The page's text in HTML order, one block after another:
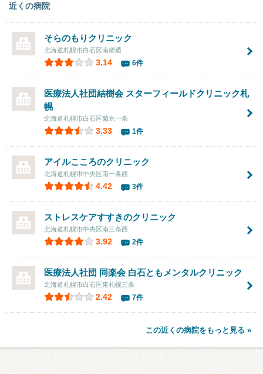
近くの病院
そらのもりクリニック
北海道札幌市白石区南郷通
3.14 6件
医療法人社団結樹会 スターフィールドクリニック札
幌
北海道札幌市白石区菊水一条
3.33 1件
アイルこころのクリニック
北海道札幌市中央区南一条西
4.42 3件
ストレスケアすすきのクリニック
北海道札幌市中央区南三条西
3.92 2件
医療法人社団 同楽会 白石ともメンタルクリニック
北海道札幌市白石区東札幌三条
2.42 7件
この近くの病院をもっと見る »